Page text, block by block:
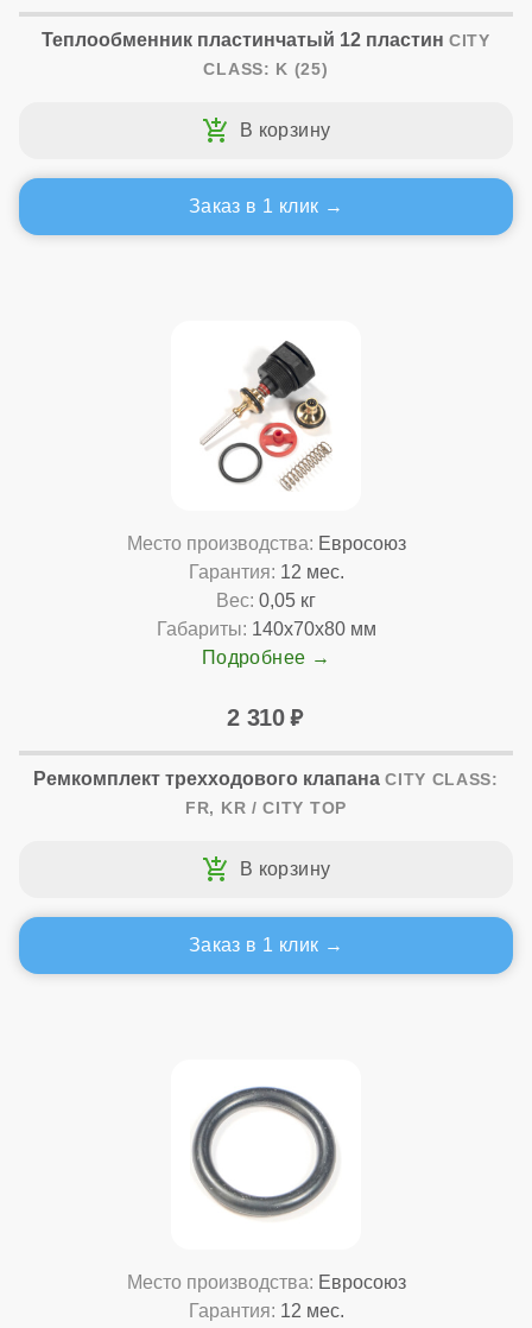
Теплообменник пластинчатый 12 пластин CITY
CLASS: K (25)
Заказ в 1 клик
Место производства: Евросоюз
Гарантия: 12 мес.
Вес: 0,05 кг
Габариты: 140x70x80 мм
Подробнее
2 310
Ремкомплект трехходового клапана CITY CLASS:
FR, KR / CITY TOP
Заказ в 1 клик
Место производства: Евросоюз
Гарантия: 12 мес.